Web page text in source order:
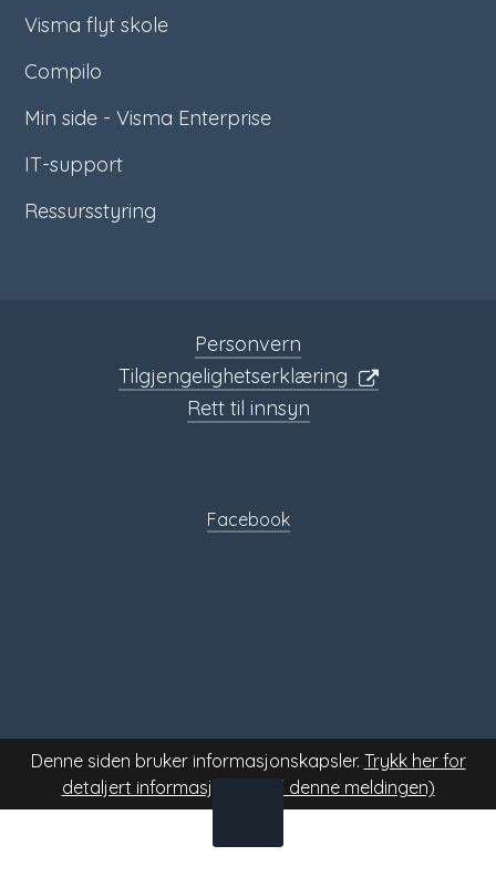
Visma flyt skole
Compilo
Min side - Visma Enterprise
IT-support
Ressursstyring
Personvern
Tilgjengelighetserklæring
Rett til innsyn
Facebook
TIL
Denne siden bruker informasjonskapsler. Trykk her for
detaljert informasjon.
(Skjul denne meldingen)